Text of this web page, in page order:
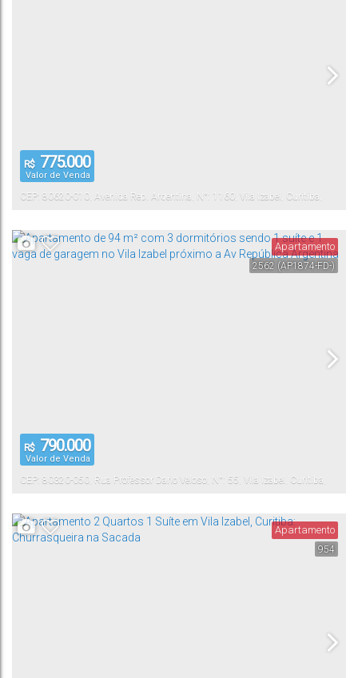
R$ 775.000
Valor de Venda
CEP: 80620-010 Avenida Rep. Argentina N°: 1160 Vila Izabel Curitiba
2562 (AP1874-FD-)
Apartamento
R$ 790.000
Valor de Venda
CEP: 80320-050 Rua Professor Dario Veloso N°: 55 Vila Izabel Curitiba
954
Apartamento